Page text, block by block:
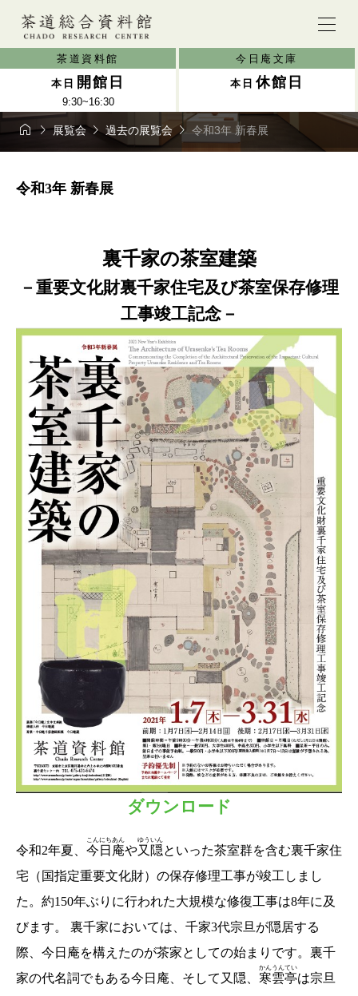
茶道資料館
本日 開館日
9:30~16:30
今日庵文庫
本日 休館日
展覧会過去の展覧会 令和3年 新春展
令和3年 新春展
裏千家の茶室建築
－重要文化財裏千家住宅及び茶室保存修理
工事竣工記念－
ダウンロード
令和2年夏、 今日庵
こんにちあん
や又隠
ゆういん
といった茶室群を含む裏千家住
宅（国指定重要文化財）の保存修理工事が竣工しまし
た。約150年ぶりに行われた大規模な修復工事は8年に及
びます。 裏千家においては、千家3代宗旦が隠居する
際、今日庵を構えたのが茶家としての始まりです。裏千
家の代名詞でもある今日庵、そして又隠、 寒雲亭
かんうんてい
は宗旦